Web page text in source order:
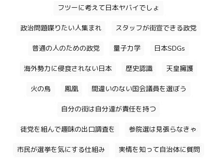
フツーに考えて日本ヤバイでしょ
政治問題喋りたい人集まれ スタッフが街宣できる政党
普通の人のための政党 量子力学 日本SDGs
海外勢力に侵食されない日本 歴史認識 天皇擁護
火の鳥 鳳凰 間違いのない国会議員を選ぼう
自分の街は自分達が責任を持つ
徒党を組んで趣味の出口調査を 参院選は見張らなきゃ
市民が選挙を気にする仕組み 実情を知って自治体に質問